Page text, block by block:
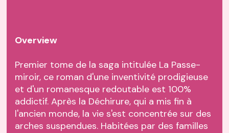
Overview
Premier tome de la saga intitulée La Passe-
miroir, ce roman d'une inventivité prodigieuse
et d'un romanesque redoutable est 100%
addictif. Après la Déchirure, qui a mis fin à
l'ancien monde, la vie s'est concentrée sur des
arches suspendues. Habitées par des familles